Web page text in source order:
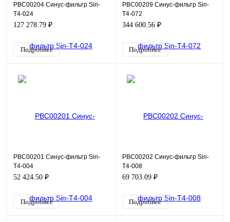
PBC00204 Синус-фильтр Sin-
T4-024
127 278.79 ₽
Подробнее
PBC00209 Синус-фильтр Sin-
T4-072
344 600.56 ₽
Подробнее
PBC00201 Синус-фильтр Sin-
T4-004
52 424.50 ₽
Подробнее
PBC00202 Синус-фильтр Sin-
T4-008
69 703.09 ₽
Подробнее